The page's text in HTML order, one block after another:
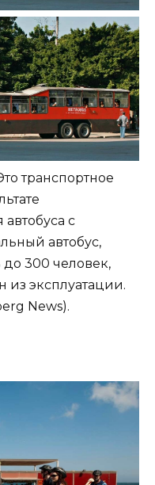
транспортное
с
автобус,
300 человек,
эксплуатации.
News).